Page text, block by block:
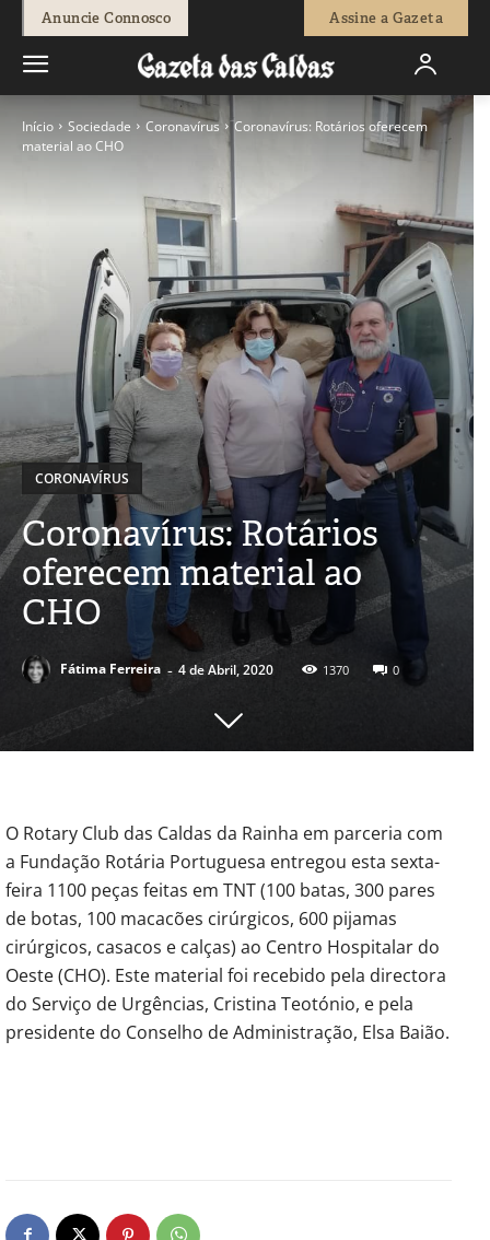
Anuncie Connosco Assine a Gazeta
Início Sociedade Coronavírus
Coronavírus: Rotários oferecem
material ao CHO
CORONAVÍRUS
Coronavírus: Rotários
oferecem material ao
CHO
Fátima Ferreira - 4 de Abril, 2020 1370 0
O Rotary Club das Caldas da Rainha em parceria com
a Fundação Rotária Portuguesa entregou esta sexta-
feira 1100 peças feitas em TNT (100 batas, 300 pares
de botas, 100 macacões cirúrgicos, 600 pijamas
cirúrgicos, casacos e calças) ao Centro Hospitalar do
Oeste (CHO). Este material foi recebido pela directora
do Serviço de Urgências, Cristina Teotónio, e pela
presidente do Conselho de Administração, Elsa Baião.